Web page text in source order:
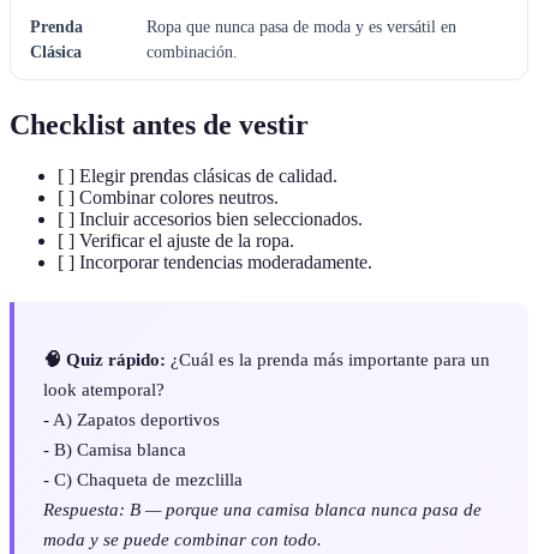
Prenda
Clásica
Ropa que nunca pasa de moda y es versátil en
combinación.
Checklist antes de vestir
[ ] Elegir prendas clásicas de calidad.
[ ] Combinar colores neutros.
[ ] Incluir accesorios bien seleccionados.
[ ] Verificar el ajuste de la ropa.
[ ] Incorporar tendencias moderadamente.
🧠 Quiz rápido: ¿Cuál es la prenda más importante para un
look atemporal?
- A) Zapatos deportivos
- B) Camisa blanca
- C) Chaqueta de mezclilla
Respuesta: B — porque una camisa blanca nunca pasa de
moda y se puede combinar con todo.